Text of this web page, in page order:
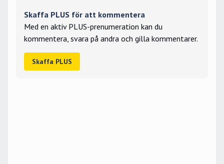
Skaffa PLUS för att kommentera
Med en aktiv PLUS-prenumeration kan du
kommentera, svara på andra och gilla kommentarer.
Skaffa PLUS